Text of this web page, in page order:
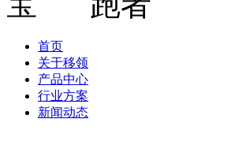
首页
关于移领
产品中心
行业方案
新闻动态